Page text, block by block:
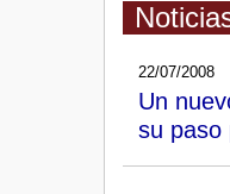
22/07/2008
Un
su paso